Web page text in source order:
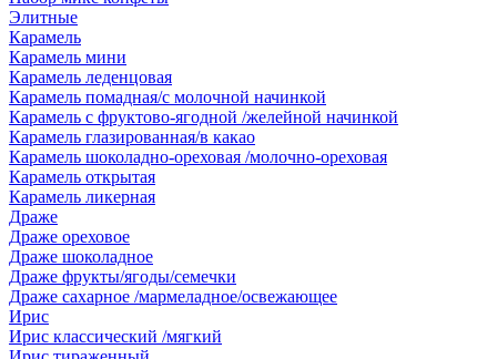
Элитные
Карамель
Карамель мини
Карамель леденцовая
Карамель помадная/с молочной начинкой
Карамель с фруктово-ягодной /желейной начинкой
Карамель глазированная/в какао
Карамель шоколадно-ореховая /молочно-ореховая
Карамель открытая
Карамель ликерная
Драже
Драже ореховое
Драже шоколадное
Драже фрукты/ягоды/семечки
Драже сахарное /мармеладное/освежающее
Ирис
Ирис классический /мягкий